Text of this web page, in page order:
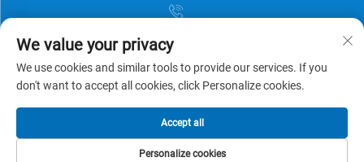
[email protected]
Bản quyền © Zhejiang Universal Trading Co.,Ltd. Đã được bảo lưu Chính
sách bảo mật
We value your privacy
We use cookies and similar tools to provide our services. If you
don't want to accept all cookies, click Personalize cookies.
Personalize cookies
Accept all